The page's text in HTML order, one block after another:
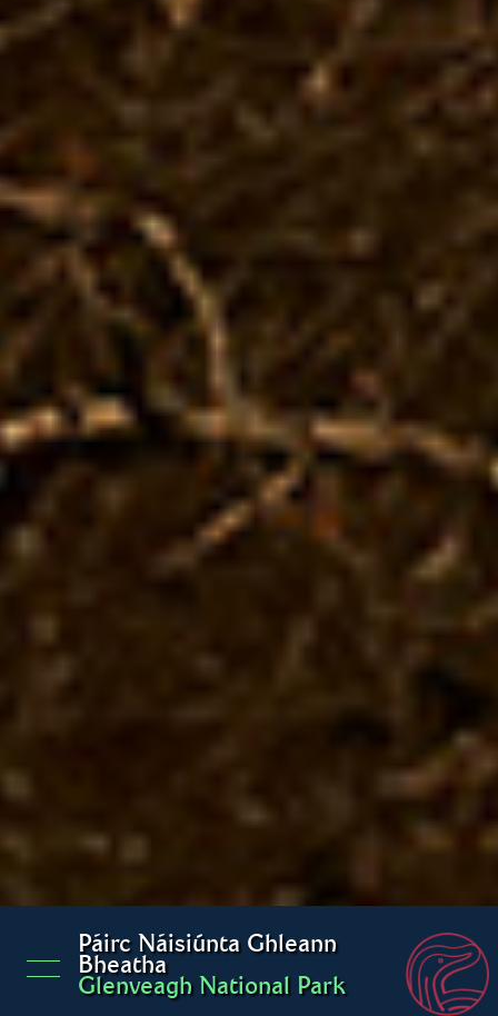
Páirc Náisiúnta Ghleann
Bheatha
Glenveagh National Park